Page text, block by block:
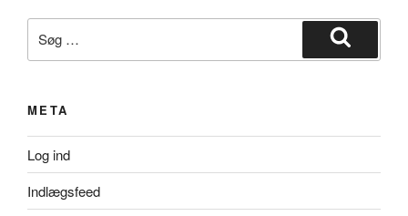
efter:
Søg
META
Log ind
Indlægsfeed